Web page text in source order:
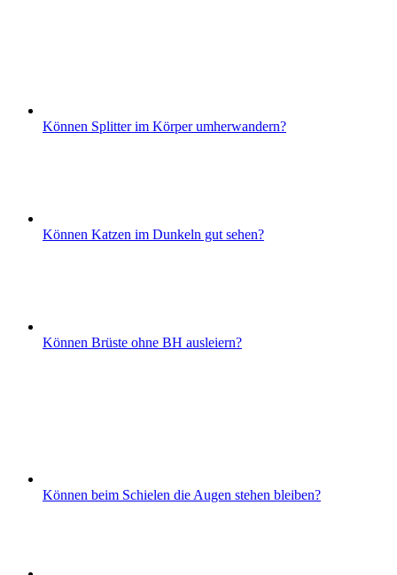
Können Splitter im Körper umherwandern?
Können Katzen im Dunkeln gut sehen?
Können Brüste ohne BH ausleiern?
Können beim Schielen die Augen stehen bleiben?